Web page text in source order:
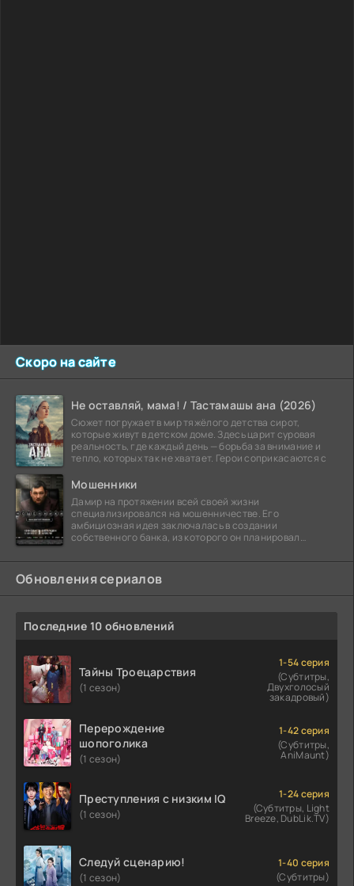
Скоро на сайте
Не оставляй, мама! / Тастамашы ана (2026)
Сюжет погружает в мир тяжёлого детства сирот,
которые живут в детском доме. Здесь царит суровая
реальность, где каждый день — борьба за внимание и
тепло, которых так не хватает. Герои соприкасаются с
Мошенники
Дамир на протяжении всей своей жизни
специализировался на мошенничестве. Его
амбициозная идея заключалась в создании
собственного банка, из которого он планировал
Обновления сериалов
Последние 10 обновлений
Тайны Троецарствия
(1 сезон)
1-54 серия
(Субтитры,
Двухголосый
закадровый)
Перерождение
шопоголика
(1 сезон)
1-42 серия
(Субтитры,
AniMaunt)
Преступления с низким IQ
(1 сезон)
1-24 серия
(Субтитры, Light
Breeze, DubLik.TV)
Следуй сценарию!
(1 сезон)
1-40 серия
(Субтитры)